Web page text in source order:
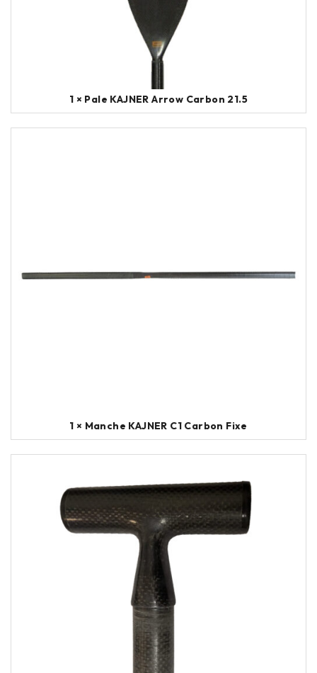
1 × Pale KAJNER Arrow Carbon 21.5
1 × Manche KAJNER C1 Carbon Fixe